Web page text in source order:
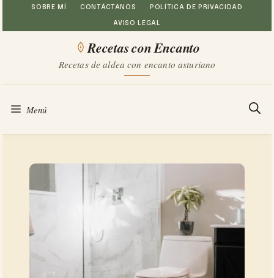
Saltar
al
SOBRE MÍ CONTÁCTANOS POLÍTICA DE PRIVACIDAD
AVISO LEGAL
Recetas con Encanto
Recetas de aldea con encanto asturiano
Menú